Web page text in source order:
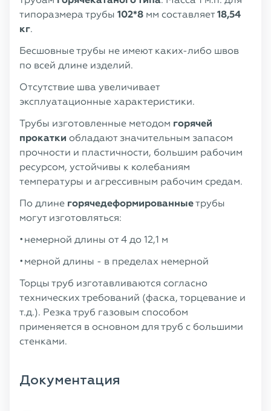
типоразмера трубы 102*8 мм составляет18,54
кг.
Бесшовные трубы не имеют каких-либо швов
по всей длине изделий.
Отсутствие шва увеличивает
эксплуатационные характеристики.
Трубы изготовленные методом горячей
прокатки обладают значительным запасом
прочности и пластичности, большим рабочим
ресурсом, устойчивы к колебаниям
температуры и агрессивным рабочим средам.
По длине горячедеформированныетрубы
могут изготовляться:
немерной длины от 4 до 12,1 м
мерной длины - в пределах немерной
Торцы труб изготавливаются согласно
технических требований (фаска, торцевание и
т.д.). Резка труб газовым способом
применяется в основном для труб с большими
стенками.
Документация